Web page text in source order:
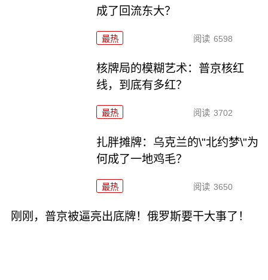
成了回流东大？
最热 阅读 6598
核牌局的模糊艺术：普京核红
线，到底有多红？
最热 阅读 3702
扎胖摊牌：乌克兰的\"北约梦\"为
何成了一地鸡毛？
最热 阅读 3650
刚刚，普京被逼亮出底牌！俄罗斯要干大事了！